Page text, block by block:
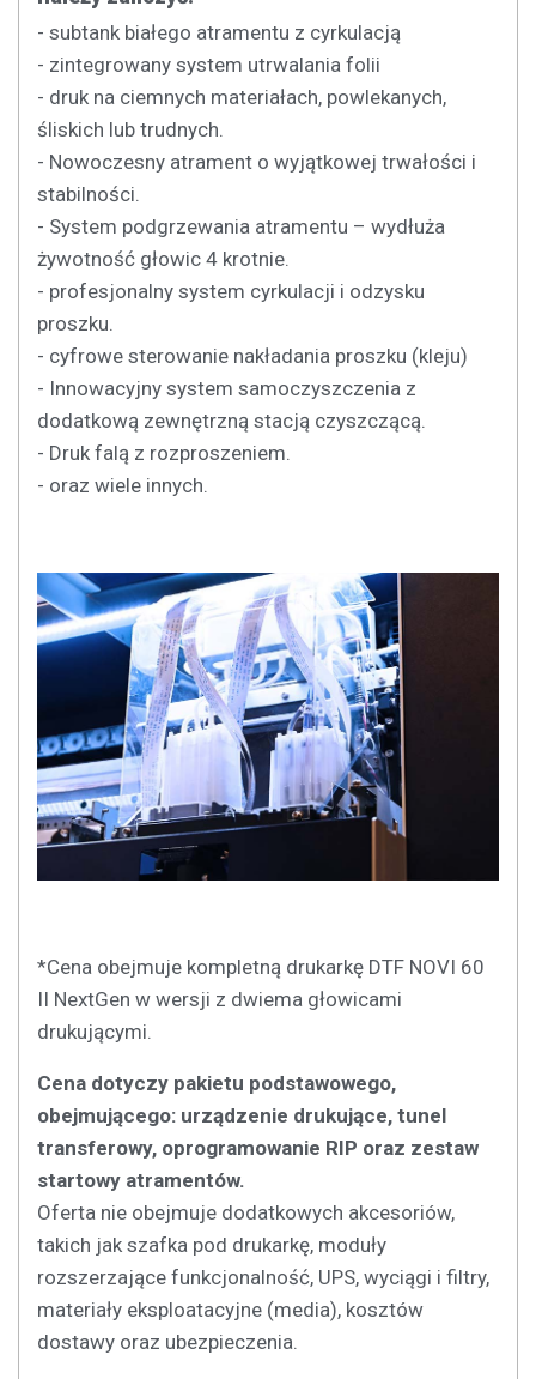
- subtank białego atramentu z cyrkulacją
- zintegrowany system utrwalania folii
- druk na ciemnych materiałach, powlekanych,
śliskich lub trudnych.
- Nowoczesny atrament o wyjątkowej trwałości i
stabilności.
- System podgrzewania atramentu – wydłuża
żywotność głowic 4 krotnie.
- profesjonalny system cyrkulacji i odzysku
proszku.
- cyfrowe sterowanie nakładania proszku (kleju)
- Innowacyjny system samoczyszczenia z
dodatkową zewnętrzną stacją czyszczącą.
- Druk falą z rozproszeniem.
- oraz wiele innych.
*Cena obejmuje kompletną drukarkę DTF NOVI 60
II NextGen w wersji z dwiema głowicami
drukującymi.
Cena dotyczy pakietu podstawowego,
obejmującego: urządzenie drukujące, tunel
transferowy, oprogramowanie RIP oraz zestaw
startowy atramentów.
Oferta nie obejmuje dodatkowych akcesoriów,
takich jak szafka pod drukarkę, moduły
rozszerzające funkcjonalność, UPS, wyciągi i filtry,
materiały eksploatacyjne (media), kosztów
dostawy oraz ubezpieczenia.